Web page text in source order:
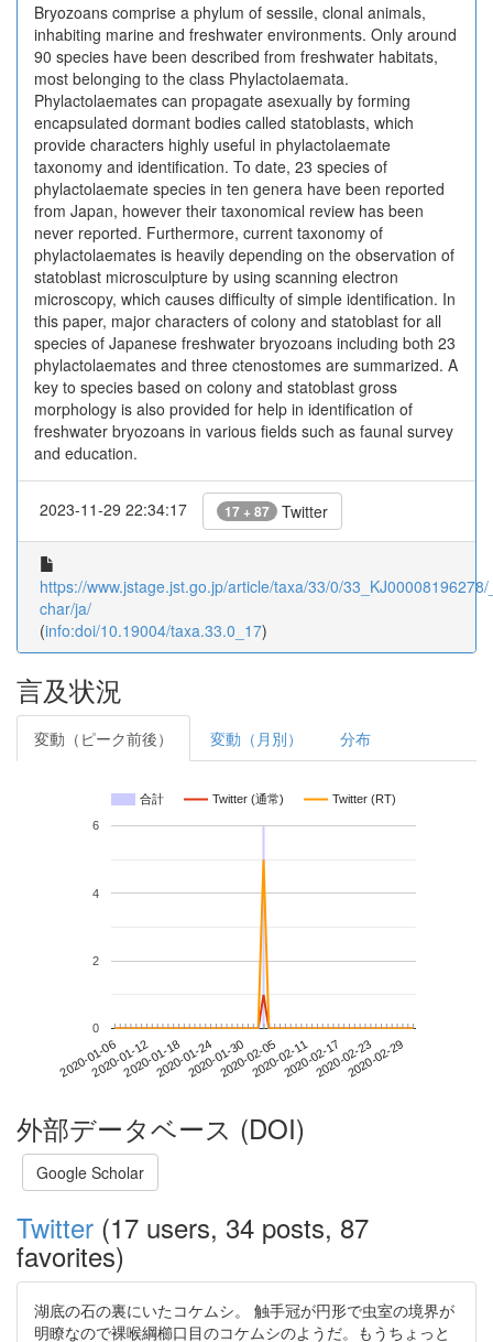
Bryozoans comprise a phylum of sessile, clonal animals,
inhabiting marine and freshwater environments. Only around
90 species have been described from freshwater habitats,
most belonging to the class Phylactolaemata.
Phylactolaemates can propagate asexually by forming
encapsulated dormant bodies called statoblasts, which
provide characters highly useful in phylactolaemate
taxonomy and identification. To date, 23 species of
phylactolaemate species in ten genera have been reported
from Japan, however their taxonomical review has been
never reported. Furthermore, current taxonomy of
phylactolaemates is heavily depending on the observation of
statoblast microsculpture by using scanning electron
microscopy, which causes difficulty of simple identification. In
this paper, major characters of colony and statoblast for all
species of Japanese freshwater bryozoans including both 23
phylactolaemates and three ctenostomes are summarized. A
key to species based on colony and statoblast gross
morphology is also provided for help in identification of
freshwater bryozoans in various fields such as faunal survey
and education.
2023-11-29 22:34:17 17 + 87 Twitter
https://www.jstage.jst.go.jp/article/taxa/33/0/
char/ja/
(info:doi/10.19004/taxa.33.0_17)
言及状況
変動（ピーク前後） 変動（月別） 分布
合計 Twitter (通常) Twitter (RT)
2020-01-062020-01-122020-01-182020-01-242020-01-302020-02-052020-02-112020-02-172020-02-232020-02-29
0
2
4
6
外部データベース (DOI)
Google Scholar
Twitter (17 users, 34 posts, 87
favorites)
湖底の石の裏にいたコケムシ。 触手冠が円形で虫室の境界が
明瞭なので裸喉綱櫛口目のコケムシのようだ。もうちょっと